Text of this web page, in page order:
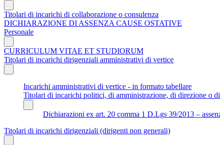
Titolari di incarichi di collaborazione o consulenza
DICHIARAZIONE DI ASSENZA CAUSE OSTATIVE
Personale
CURRICULUM VITAE ET STUDIORUM
Titolari di incarichi dirigenziali amministrativi di vertice
Incarichi amministrativi di vertice - in formato tabellare
Titolari di incarichi politici, di amministrazione, di direzione o
Dichiarazioni ex art. 20 comma 1 D.Lgs 39/2013 –
Titolari di incarichi dirigenziali (dirigenti non generali)